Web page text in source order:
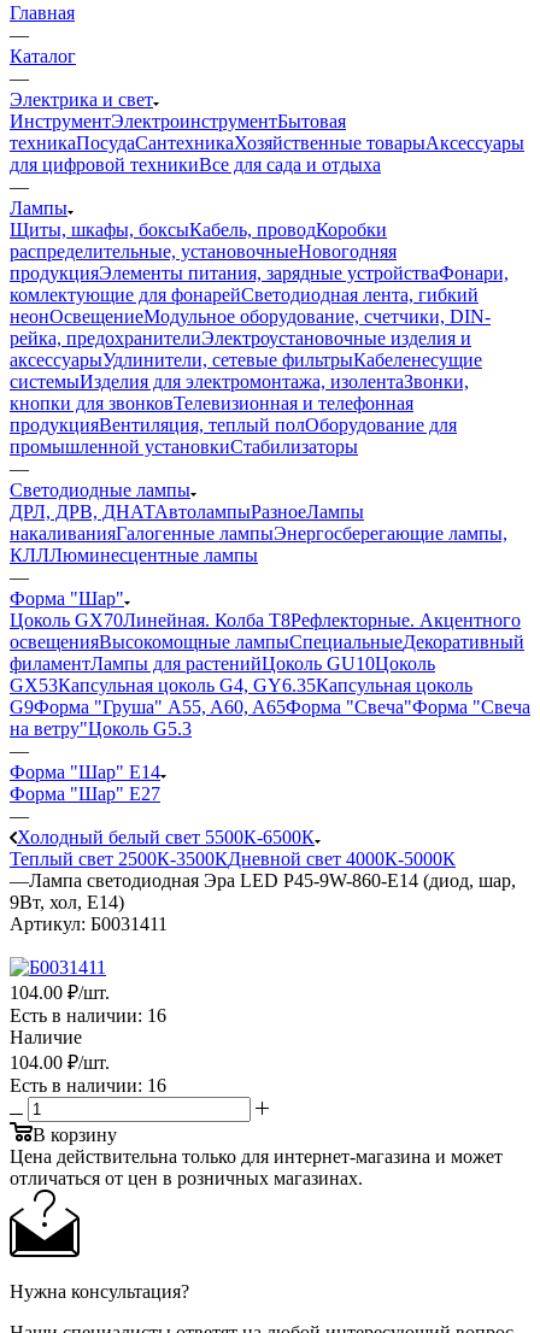
Главная
—
Каталог
—
Электрика и свет
ИнструментЭлектроинструментБытовая
техникаПосудаСантехникаХозяйственные товарыАксессуары
для цифровой техникиВсе для сада и отдыха
—
Лампы
Щиты, шкафы, боксыКабель, проводКоробки
распределительные, установочныеНовогодняя
продукцияЭлементы питания, зарядные устройстваФонари,
комлектующие для фонарейСветодиодная лента, гибкий
неонОсвещениеМодульное оборудование, счетчики, DIN-
рейка, предохранителиЭлектроустановочные изделия и
аксессуарыУдлинители, сетевые фильтрыКабеленесущие
системыИзделия для электромонтажа, изолентаЗвонки,
кнопки для звонковТелевизионная и телефонная
продукцияВентиляция, теплый полОборудование для
промышленной установкиСтабилизаторы
—
Светодиодные лампы
ДРЛ, ДРВ, ДНАТАвтолампыРазноеЛампы
накаливанияГалогенные лампыЭнергосберегающие лампы,
КЛЛЛюминесцентные лампы
—
Форма "Шар"
Цоколь GX70Линейная. Колба Т8Рефлекторные. Акцентного
освещенияВысокомощные лампыСпециальныеДекоративный
филаментЛампы для растенийЦоколь GU10Цоколь
GX53Капсульная цоколь G4, GY6.35Капсульная цоколь
G9Форма "Груша" A55, A60, A65Форма "Свеча"Форма "Свеча
на ветру"Цоколь G5.3
—
Форма "Шар" E14
Форма "Шар" E27
—
Холодный белый свет 5500К-6500К
Теплый свет 2500К-3500КДневной свет 4000К-5000К
—Лампа светодиодная Эра LED P45-9W-860-E14 (диод, шар,
9Вт, хол, E14)
Артикул: Б0031411
104.00 ₽/шт.
Есть в наличии: 16
Наличие
104.00 ₽/шт.
Есть в наличии: 16
В корзину
Цена действительна только для интернет-магазина и может
отличаться от цен в розничных магазинах.
Нужна консультация?